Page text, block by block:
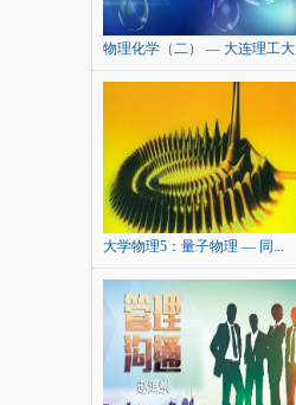
物理化学（二） — 大连理工大
学
大学物理5：量子物理 — 同...